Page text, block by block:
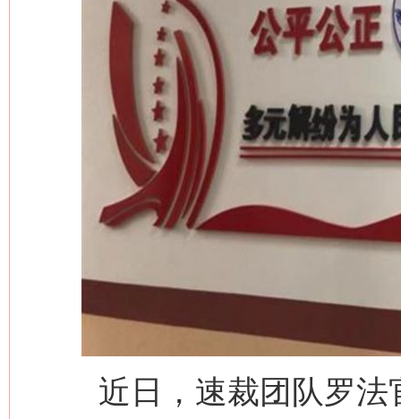
近日，速裁团队罗法